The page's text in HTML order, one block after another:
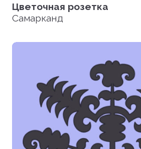
Цветочная розетка
Самарканд